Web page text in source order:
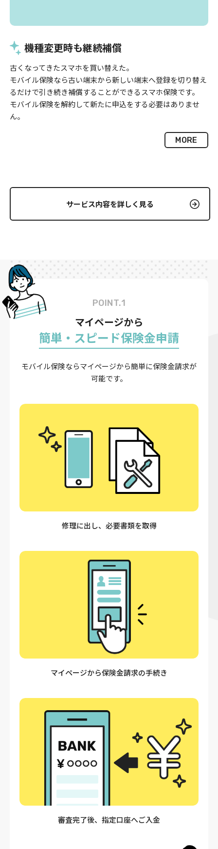
機種変更時も継続補償
古くなってきたスマホを買い替えた。
モバイル保険なら古い端末から新しい端末へ登録を切り替え
るだけで引き続き補償することができるスマホ保険です。
モバイル保険を解約して新たに申込をする必要はありませ
ん。
MORE
サービス内容を詳しく見る
POINT.1
マイページから
簡単・スピード保険金申請
モバイル保険ならマイページから簡単に保険金請求が
可能です。
修理に出し、必要書類を取得
マイページから保険金請求の手続き
審査完了後、指定口座へご入金